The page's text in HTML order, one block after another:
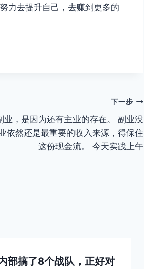
力去提升自己，去赚到更多的
下一步
业，是因为还有主业的存在。 副业没
依然还是最重要的收入来源，得保住
这份现金流。 今天实践上午
部搞了8个战队，正好对